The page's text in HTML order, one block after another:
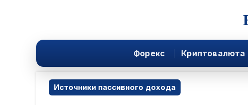
Форекс Криптовалюта
Источники пассивного дохода